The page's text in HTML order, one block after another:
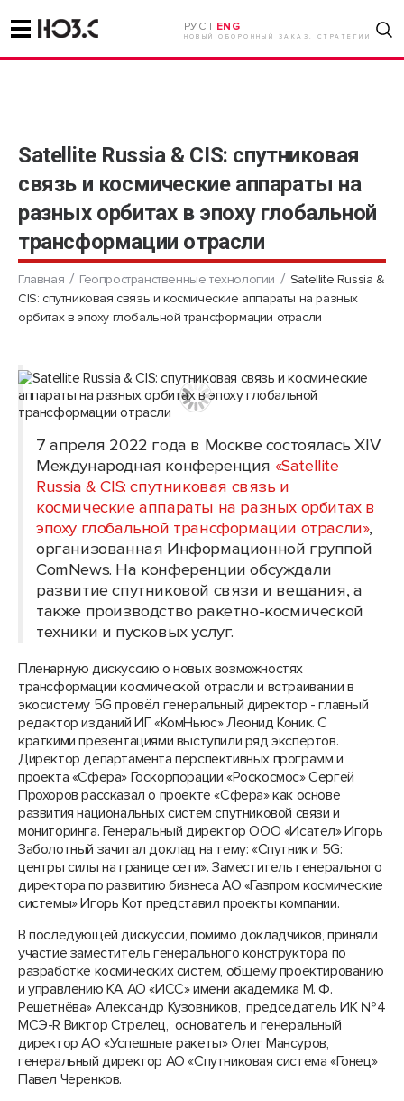
РУС | ENG
НОВЫЙ ОБОРОННЫЙ ЗАКАЗ. СТРАТЕГИИ
Satellite Russia & CIS: спутниковая
связь и космические аппараты на
разных орбитах в эпоху глобальной
трансформации отрасли
Главная Геопространственные технологии
Satellite Russia &
CIS: спутниковая связь и космические аппараты на разных
орбитах в эпоху глобальной трансформации отрасли
7 апреля 2022 года в Москве состоялась XIV
Международная конференция «Satellite
Russia & CIS: спутниковая связь и
космические аппараты на разных орбитах в
эпоху глобальной трансформации отрасли»,
организованная Информационной группой
ComNews. На конференции обсуждали
развитие спутниковой связи и вещания, а
также производство ракетно-космической
техники и пусковых услуг.
Пленарную дискуссию о новых возможностях
трансформации космической отрасли и встраивании в
экосистему 5G провёл генеральный директор - главный
редактор изданий ИГ «КомНьюс» Леонид Коник. С
краткими презентациями выступили ряд экспертов.
Директор департамента перспективных программ и
проекта «Сфера» Госкорпорации «Роскосмос» Сергей
Прохоров рассказал о проекте «Сфера» как основе
развития национальных систем спутниковой связи и
мониторинга. Генеральный директор ООО «Исател» Игорь
Заболотный зачитал доклад на тему: «Спутник и 5G:
центры силы на границе сети». Заместитель генерального
директора по развитию бизнеса АО «Газпром космические
системы» Игорь Кот представил проекты компании.
В последующей дискуссии, помимо докладчиков, приняли
участие заместитель генерального конструктора по
разработке космических систем, общему проектированию
и управлению КА АО «ИСС» имени академика М. Ф.
Решетнёва» Александр Кузовников, председатель ИК №4
МСЭ-R Виктор Стрелец, основатель и генеральный
директор АО «Успешные ракеты» Олег Мансуров,
генеральный директор АО «Спутниковая система «Гонец»
Павел Черенков.